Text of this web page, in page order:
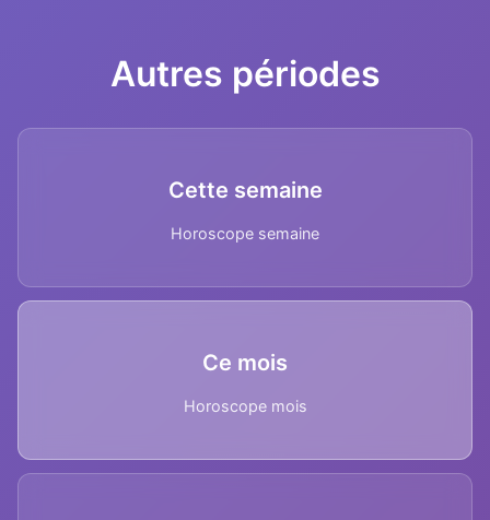
Autres périodes
Cette semaine
Horoscope semaine
Ce mois
Horoscope mois